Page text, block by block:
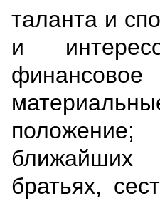
таланта и
и
братьях,